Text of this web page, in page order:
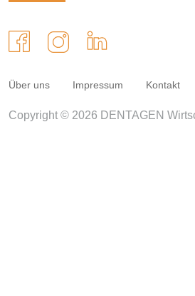
Über uns Impressum Kontakt
Copyright © 2026 DENTAGEN